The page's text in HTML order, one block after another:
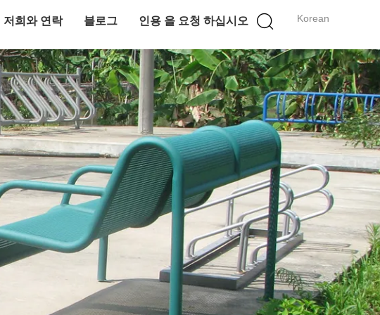
Korean
저희와 연락 블로그 인용 을 요청 하십시오